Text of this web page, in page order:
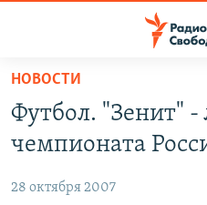
упрощенного
доступа
основному
ПРОГРАММЫ
ПОДКАСТЫ
ЦИТАТЫ СВОБОДЫ
НОВОСТИ
Футбол. "Зенит" -
чемпионата
28 октября 2007